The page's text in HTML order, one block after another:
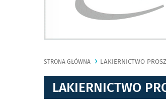
STRONA GŁÓWNA LAKIERNICTWO
LAKIERNICTWO